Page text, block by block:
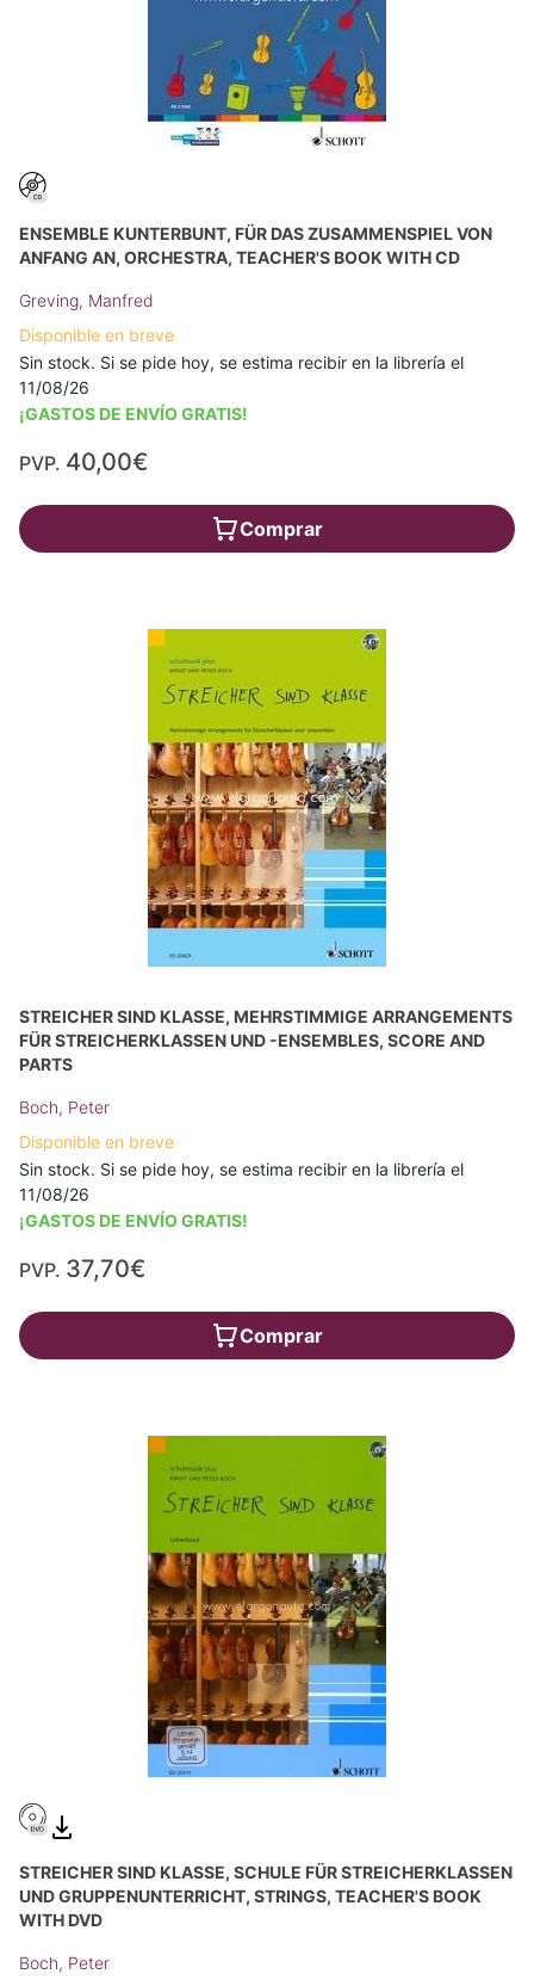
ENSEMBLE KUNTERBUNT, FÜR DAS ZUSAMMENSPIEL VON
ANFANG AN, ORCHESTRA, TEACHER'S BOOK WITH CD
Greving, Manfred
Disponible en breve
Sin stock. Si se pide hoy, se estima recibir en la librería el
11/08/26
¡GASTOS DE ENVÍO GRATIS!
PVP. 40,00€
Comprar
STREICHER SIND KLASSE, MEHRSTIMMIGE ARRANGEMENTS
FÜR STREICHERKLASSEN UND -ENSEMBLES, SCORE AND
PARTS
Boch, Peter
Disponible en breve
Sin stock. Si se pide hoy, se estima recibir en la librería el
11/08/26
¡GASTOS DE ENVÍO GRATIS!
PVP. 37,70€
Comprar
STREICHER SIND KLASSE, SCHULE FÜR STREICHERKLASSEN
UND GRUPPENUNTERRICHT, STRINGS, TEACHER'S BOOK
WITH DVD
Boch, Peter